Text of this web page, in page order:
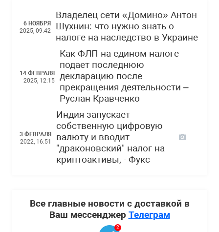
6 НОЯБРЯ
2025, 09:42
Владелец сети «Домино» Антон
Шухнин: что нужно знать о
налоге на наследство в Украине
14 ФЕВРАЛЯ
2025, 12:15
Как ФЛП на едином налоге
подает последнюю
декларацию после
прекращения деятельности –
Руслан Кравченко
3 ФЕВРАЛЯ
2022, 16:51
Индия запускает
собственную цифровую
валюту и вводит
"драконовский" налог на
криптоактивы, - Фукс
Все главные новости с доставкой в
Ваш мессенджер Телеграм
2